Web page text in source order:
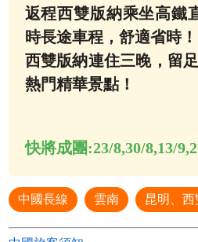
返程西雙版納乘坐高鐵
時長途車程，舒適省時！
西雙版納連住三晚，留
熱門精華景點！
快將成團:23/8,30/8,13/
中國長線 雲南 昆明、